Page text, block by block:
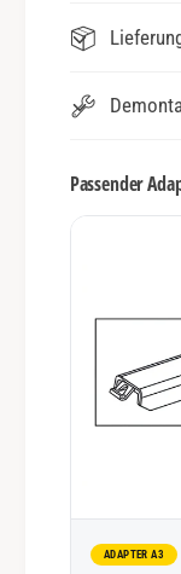
Passender
ADAPTER A3